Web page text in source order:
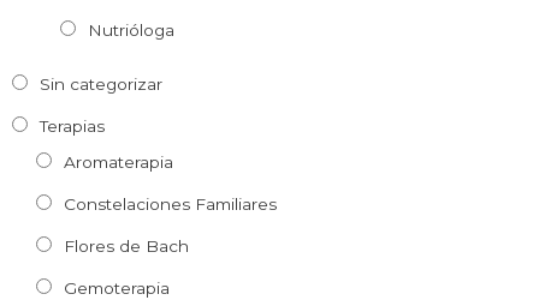
Nutrióloga
Sin categorizar
Terapias
Aromaterapia
Constelaciones Familiares
Flores de Bach
Gemoterapia